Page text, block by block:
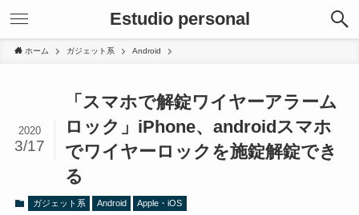
Estudio personal
ホーム ガジェット系 Android
「スマホで解錠ワイヤーアラーム
ロック」iPhone、androidスマホ
でワイヤーロックを施錠解錠でき
る
2020
3/17
ガジェット系 Android Apple・iOS